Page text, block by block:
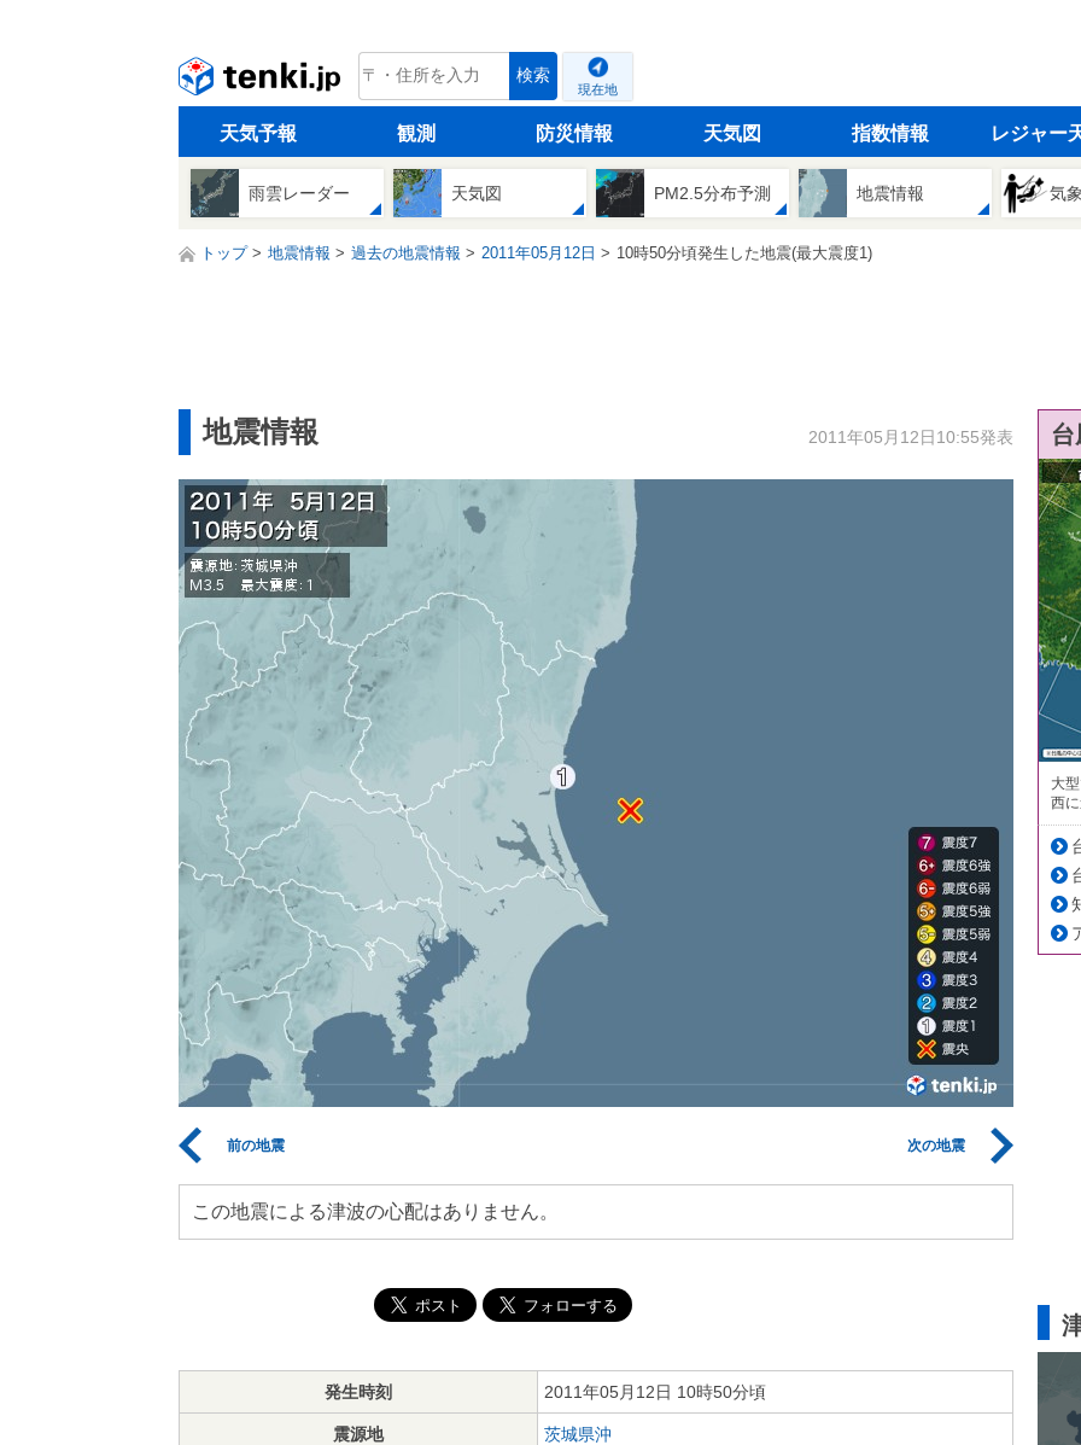
tenki.jp 検索
現在地
天気予報 観測 防災情報 天気図 指数情報 レジャー
雨雲レーダー 天気図 PM2.5分布予測 地震情報 気
トップ 地震情報 過去の地震情報 2011年05月12日 10時50分頃発生した地震(最大震度1)
地震情報 2011年05月12日10:55発表
前の地震 次の地震
この地震による津波の心配はありません。
発生時刻 2011年05月12日 10時50分頃
震源地 茨城県沖
大
西